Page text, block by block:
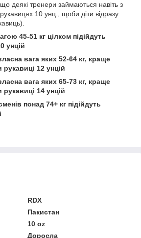
деякі тренери займаються навіть з
10 унц., щоби діти відразу
45-51 кг цілком підійдуть
унцій
вага яких 52-64 кг, краще
12 унцій
вага яких 65-73 кг, краще
14 унцій
понад 74+ кг підійдуть
RDX
Пакистан
10 oz
Доросла